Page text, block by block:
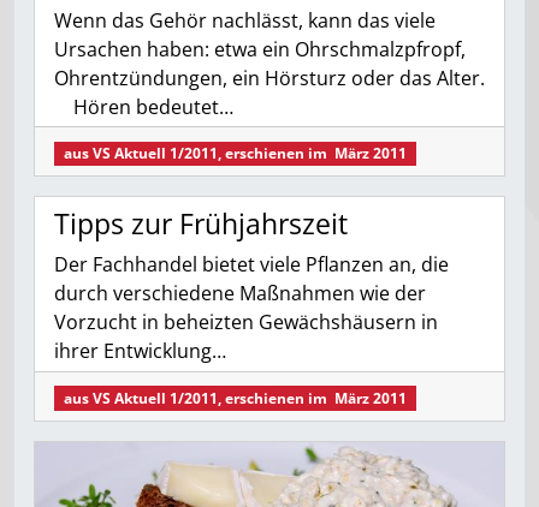
Wenn das Gehör nachlässt, kann das viele
Ursachen haben: etwa ein Ohrschmalzpfropf,
Ohrentzündungen, ein Hörsturz oder das Alter.
Hören bedeutet…
ausVS Aktuell 1/2011, erschienen im März 2011
Tipps zur Frühjahrszeit
Der Fachhandel bietet viele Pflanzen an, die
durch verschiedene Maßnahmen wie der
Vorzucht in beheizten Gewächshäusern in
ihrer Entwicklung…
ausVS Aktuell 1/2011, erschienen im März 2011